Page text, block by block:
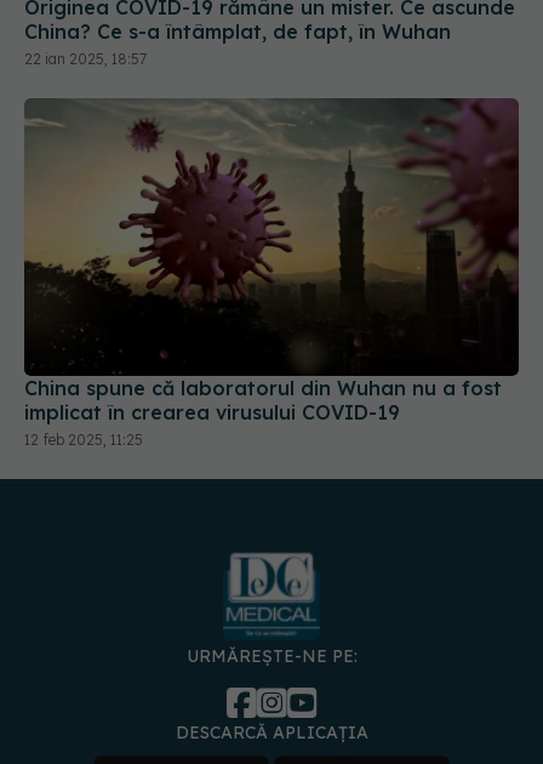
China spune că laboratorul din Wuhan nu a fost
implicat în crearea virusului COVID-19
12 feb 2025, 11:25
URMĂREȘTE-NE PE:
DESCARCĂ APLICAȚIA